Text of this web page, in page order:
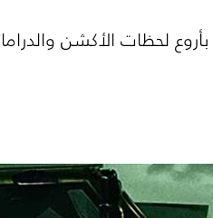
لحظات الأكشن